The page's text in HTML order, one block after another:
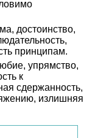
достоинство,
принципам.
упрямство,
к
сдержанность,
излишняя